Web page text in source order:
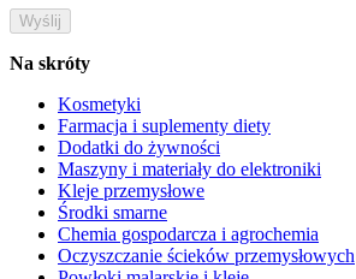
Na skróty
Kosmetyki
Farmacja i suplementy diety
Dodatki do żywności
Maszyny i materiały do elektroniki
Kleje przemysłowe
Środki smarne
Chemia gospodarcza i agrochemia
Oczyszczanie ścieków przemysłowych